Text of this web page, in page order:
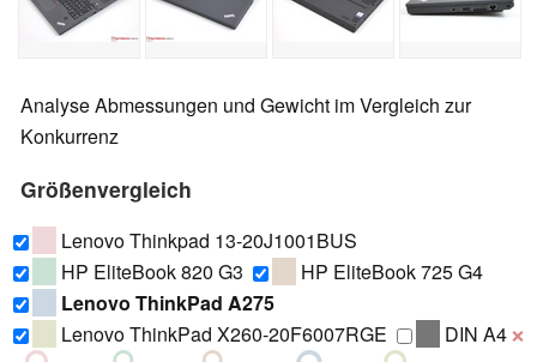
Analyse Abmessungen und Gewicht im Vergleich zur
Konkurrenz
Größenvergleich
Lenovo Thinkpad 13-20J1001BUS
HP EliteBook 820 G3
HP EliteBook 725 G4
Lenovo ThinkPad A275
Lenovo ThinkPad X260-20F6007RGE
DIN A4 ❌